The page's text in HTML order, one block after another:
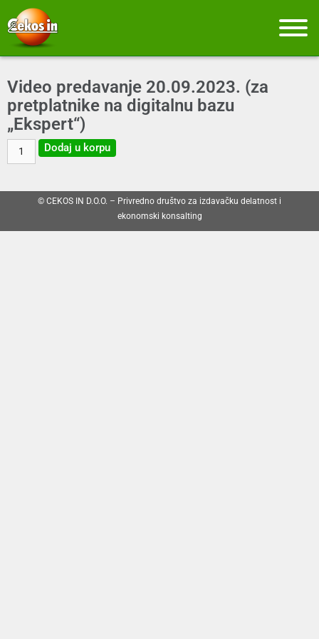
Video predavanje 20.09.2023. (za
pretplatnike na digitalnu bazu
„Ekspert“)
Dodaj u korpu
© CEKOS IN D.O.O. – Privredno društvo za izdavačku delatnost i
ekonomski konsalting